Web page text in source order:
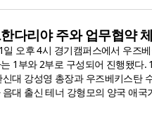
다리야 주와 업무협약
오후 4시 경기캠퍼스에서 우즈
1부와 2부로 구성되어 진행됐다.
대 강성영 총장과 우즈베키스탄
대 출신 테너 강형모의 양국 애국